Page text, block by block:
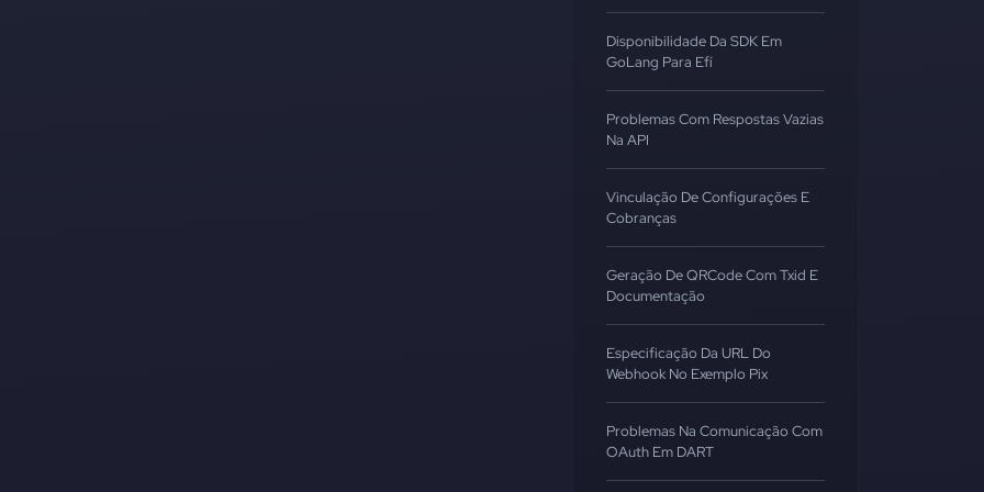
Disponibilidade Da SDK Em
GoLang Para Efí
Problemas Com Respostas Vazias
Na API
Vinculação De Configurações E
Cobranças
Geração De QRCode Com Txid E
Documentação
Especificação Da URL Do
Webhook No Exemplo Pix
Problemas Na Comunicação Com
OAuth Em DART